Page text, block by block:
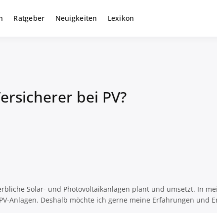
Ratgeber Neuigkeiten Lexikon
bei PV?
Solar- und Photovoltaikanlagen plant und umsetzt. In
Anlagen. Deshalb möchte ich gerne meine Erfahrungen und